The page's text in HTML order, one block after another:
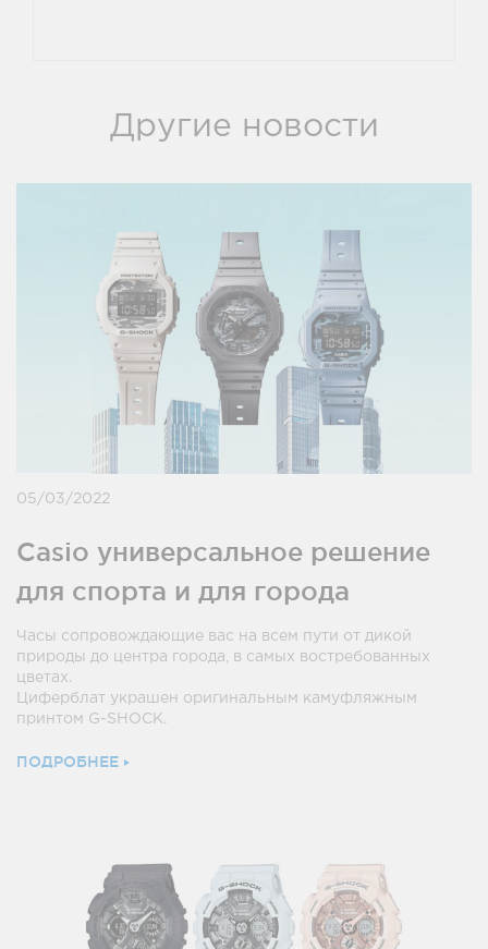
Другие новости
05/03/2022
Casio универсальное решение
для спорта и для города
Часы сопровождающие вас на всем пути от дикой
природы до центра города, в самых востребованных
цветах.
Циферблат украшен оригинальным камуфляжным
принтом G-SHOCK.
ПОДРОБНЕЕ